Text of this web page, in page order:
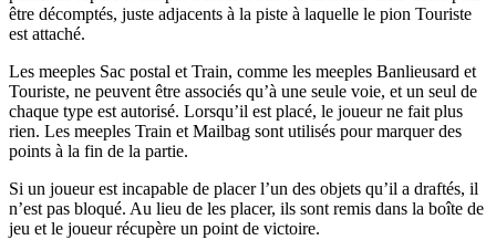
être décomptés, juste adjacents à la piste à laquelle le pion Touriste
est attaché.
Les meeples Sac postal et Train, comme les meeples Banlieusard et
Touriste, ne peuvent être associés qu’à une seule voie, et un seul de
chaque type est autorisé. Lorsqu’il est placé, le joueur ne fait plus
rien. Les meeples Train et Mailbag sont utilisés pour marquer des
points à la fin de la partie.
Si un joueur est incapable de placer l’un des objets qu’il a draftés, il
n’est pas bloqué. Au lieu de les placer, ils sont remis dans la boîte de
jeu et le joueur récupère un point de victoire.